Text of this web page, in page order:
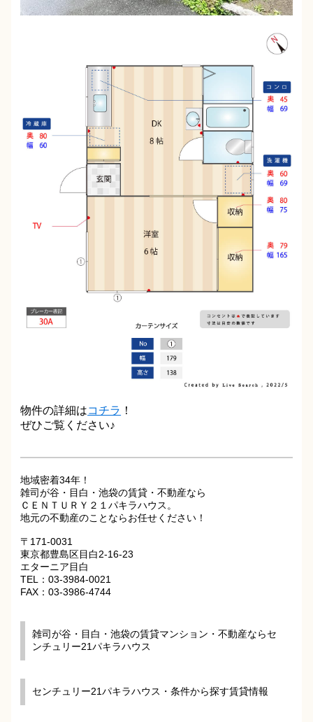
物件の詳細はコチラ ！
ぜひご覧ください♪
地域密着34年！
雑司が谷・目白・池袋の賃貸・不動産なら
ＣＥＮＴＵＲＹ２１パキラハウス。
地元の不動産のことならお任せください！
〒171-0031
東京都豊島区目白2-16-23
エターニア目白
TEL：03-3984-0021
FAX：03-3986-4744
雑司が谷・目白・池袋の賃貸マンション・不動産ならセ
ンチュリー21パキラハウス
センチュリー21パキラハウス・条件から探す賃貸情報